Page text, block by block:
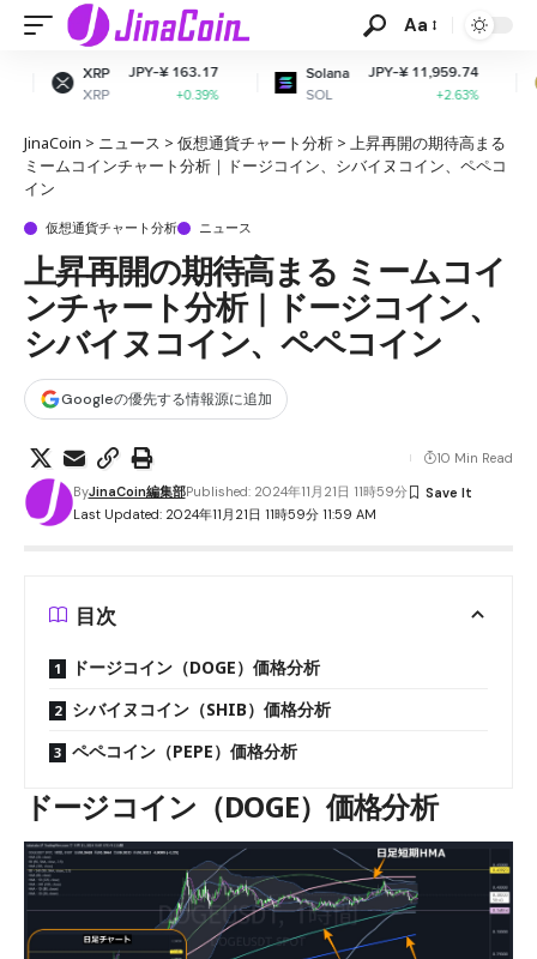
Aa
¥ 163.17
+0.39%
Solana
SOL
JPY-¥ 11,959.74
+2.63%
Dogecoin
DOGE
JinaCoin > ニュース > 仮想通貨チャート分析 > 上昇再開の期待高まる
ミームコインチャート分析｜ドージコイン、シバイヌコイン、ペペコ
イン
仮想通貨チャート分析 ニュース
上昇再開の期待高まる ミームコイ
ンチャート分析｜ドージコイン、
シバイヌコイン、ペペコイン
Googleの優先する情報源に追加
Last Updated: 2024年11月21日 11時59分 11:59 AM
ByJinaCoin編集部Published: 2024年11月21日 11時59分
10 Min Read
目次
ドージコイン（DOGE）価格分析
シバイヌコイン（SHIB）価格分析
ペペコイン（PEPE）価格分析
ドージコイン（DOGE）価格分析